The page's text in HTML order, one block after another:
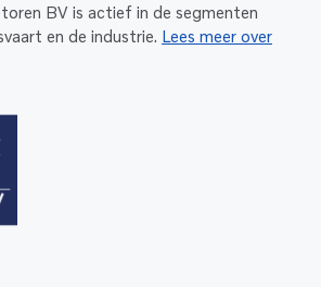
BV is actief in de segmenten
en de industrie. Lees meer over